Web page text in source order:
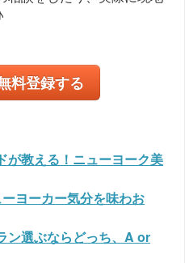
料登録する
が教える！ニューヨーク美
ヨーカー気分を味わお
ン選ぶならどっち、A or